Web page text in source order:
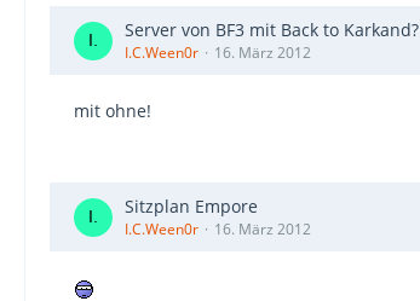
Server von BF3 mit Back to Karkand?
I.C.Ween0r 16. März 2012
mit ohne!
Sitzplan Empore
I.C.Ween0r 16. März 2012